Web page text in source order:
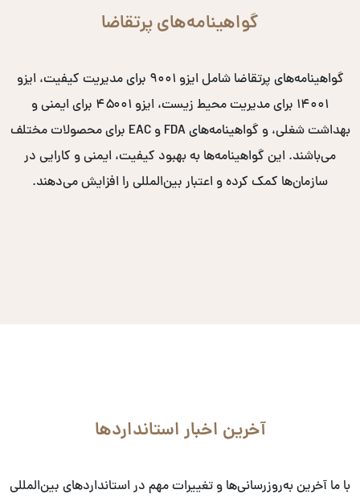
گواهینامه‌های پرتقاضا
گواهینامه‌های پرتقاضا شامل ایزو ۹۰۰۱ برای مدیریت کیفیت، ایزو
۱۴۰۰۱ برای مدیریت محیط زیست، ایزو ۴۵۰۰۱ برای ایمنی و
بهداشت شغلی، و گواهینامه‌های FDA و EAC برای محصولات مختلف
می‌باشند. این گواهینامه‌ها به بهبود کیفیت، ایمنی و کارایی در
سازمان‌ها کمک کرده و اعتبار بین‌المللی را افزایش می‌دهند.
آخرین اخبار استانداردها
با ما آخرین به‌روزرسانی‌ها و تغییرات مهم در استانداردهای بین‌المللی